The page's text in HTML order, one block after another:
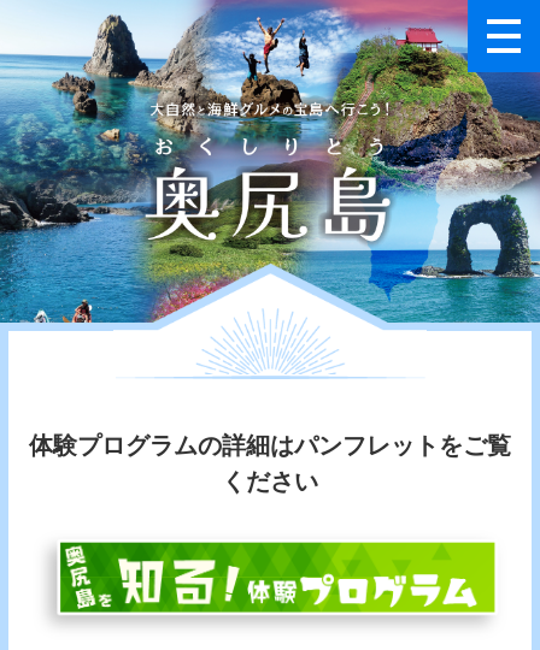
体験プログラムの詳細はパンフレットをご覧
ください